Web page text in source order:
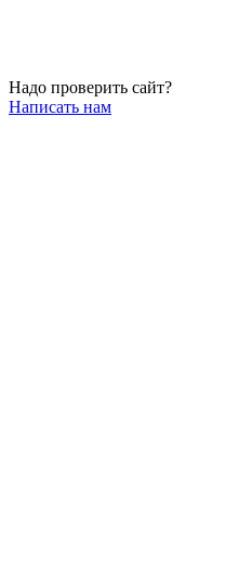
Надо проверить сайт?
Написать нам